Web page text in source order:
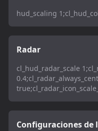
hud_scaling
Radar
cl_hud_radar_scale
Configuraciones